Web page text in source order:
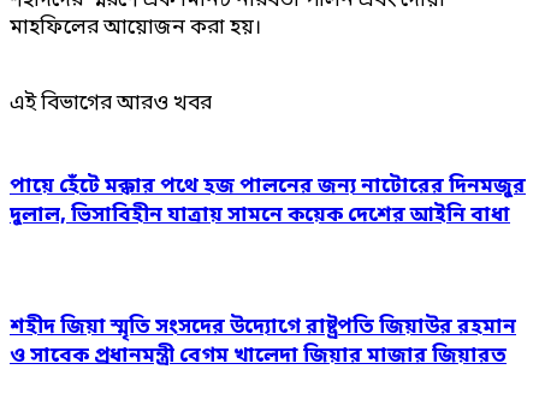
মাহফিলের আয়োজন করা হয়।
এই বিভাগের আরও খবর
পায়ে হেঁটে মক্কার পথে হজ পালনের জন্য নাটোরের দিনমজুর
দুলাল, ভিসাবিহীন যাত্রায় সামনে কয়েক দেশের আইনি বাধা
শহীদ জিয়া স্মৃতি সংসদের উদ্যোগে রাষ্ট্রপতি জিয়াউর রহমান
ও সাবেক প্রধানমন্ত্রী বেগম খালেদা জিয়ার মাজার জিয়ারত